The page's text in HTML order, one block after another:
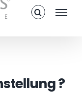
?